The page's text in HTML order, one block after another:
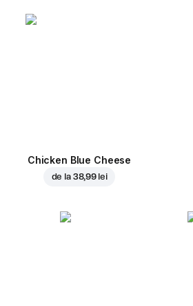
Chicken Blue Cheese
de la 38,99 lei